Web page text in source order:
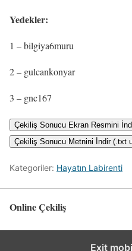
Yedekler:
1 – bilgiya6muru
2 – gulcankonyar
3 – gnc167
Çekiliş Sonucu Ekran Resmini
Çekiliş Sonucu Metnini İndir (.txt
Kategoriler: Hayatın Labirenti
Online Çekiliş
Exit